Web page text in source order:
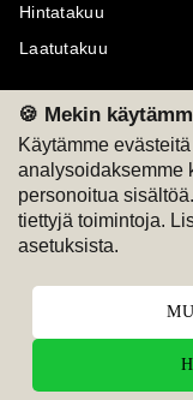
🍪 Mekin
Käytämme
analysoidaksemme
personoitua
tiettyjä toimintoja.
asetuksista.
Hintatakuu
Laatutakuu
Maksutavat
M